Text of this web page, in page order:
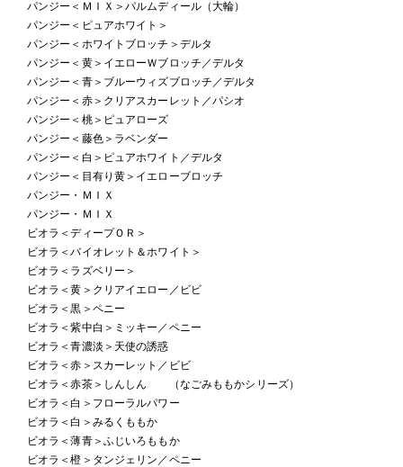
パンジー＜ＭＩＸ＞パルムディール（大輪）
パンジー＜ピュアホワイト＞
パンジー＜ホワイトブロッチ＞デルタ
パンジー＜黄＞イエローＷブロッチ／デルタ
パンジー＜青＞ブルーウィズブロッチ／デルタ
パンジー＜赤＞クリアスカーレット／パシオ
パンジー＜桃＞ピュアローズ
パンジー＜藤色＞ラベンダー
パンジー＜白＞ピュアホワイト／デルタ
パンジー＜目有り黄＞イエローブロッチ
パンジー・ＭＩＸ
パンジー・ＭＩＸ
ビオラ＜ディープＯＲ＞
ビオラ＜バイオレット＆ホワイト＞
ビオラ＜ラズベリー＞
ビオラ＜黄＞クリアイエロー／ビビ
ビオラ＜黒＞ペニー
ビオラ＜紫中白＞ミッキー／ペニー
ビオラ＜青濃淡＞天使の誘惑
ビオラ＜赤＞スカーレット／ビビ
ビオラ＜赤茶＞しんしん （なごみももかシリーズ）
ビオラ＜白＞フローラルパワー
ビオラ＜白＞みるくももか
ビオラ＜薄青＞ふじいろももか
ビオラ＜橙＞タンジェリン／ペニー